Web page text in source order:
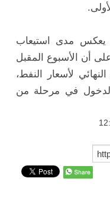
يعكس مدى استيعاب
أن الأسبوع المقبل
لأسعار النفط،
في مرحلة من